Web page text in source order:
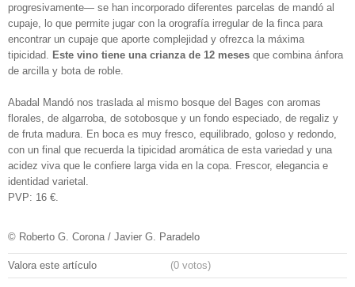
progresivamente— se han incorporado diferentes parcelas de mandó al
cupaje, lo que permite jugar con la orografía irregular de la finca para
encontrar un cupaje que aporte complejidad y ofrezca la máxima
tipicidad. Este vino tiene una crianza de 12 meses que combina ánfora
de arcilla y bota de roble.
Abadal Mandó nos traslada al mismo bosque del Bages con aromas
florales, de algarroba, de sotobosque y un fondo especiado, de regaliz y
de fruta madura. En boca es muy fresco, equilibrado, goloso y redondo,
con un final que recuerda la tipicidad aromática de esta variedad y una
acidez viva que le confiere larga vida en la copa. Frescor, elegancia e
identidad varietal.
PVP: 16 €.
© Roberto G. Corona / Javier G. Paradelo
Valora este artículo (0 votos)